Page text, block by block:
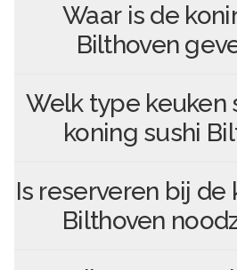
Waar is de
Bilthoven
Welk type keuken
koning sushi
Is reserveren bij de
Bilthoven